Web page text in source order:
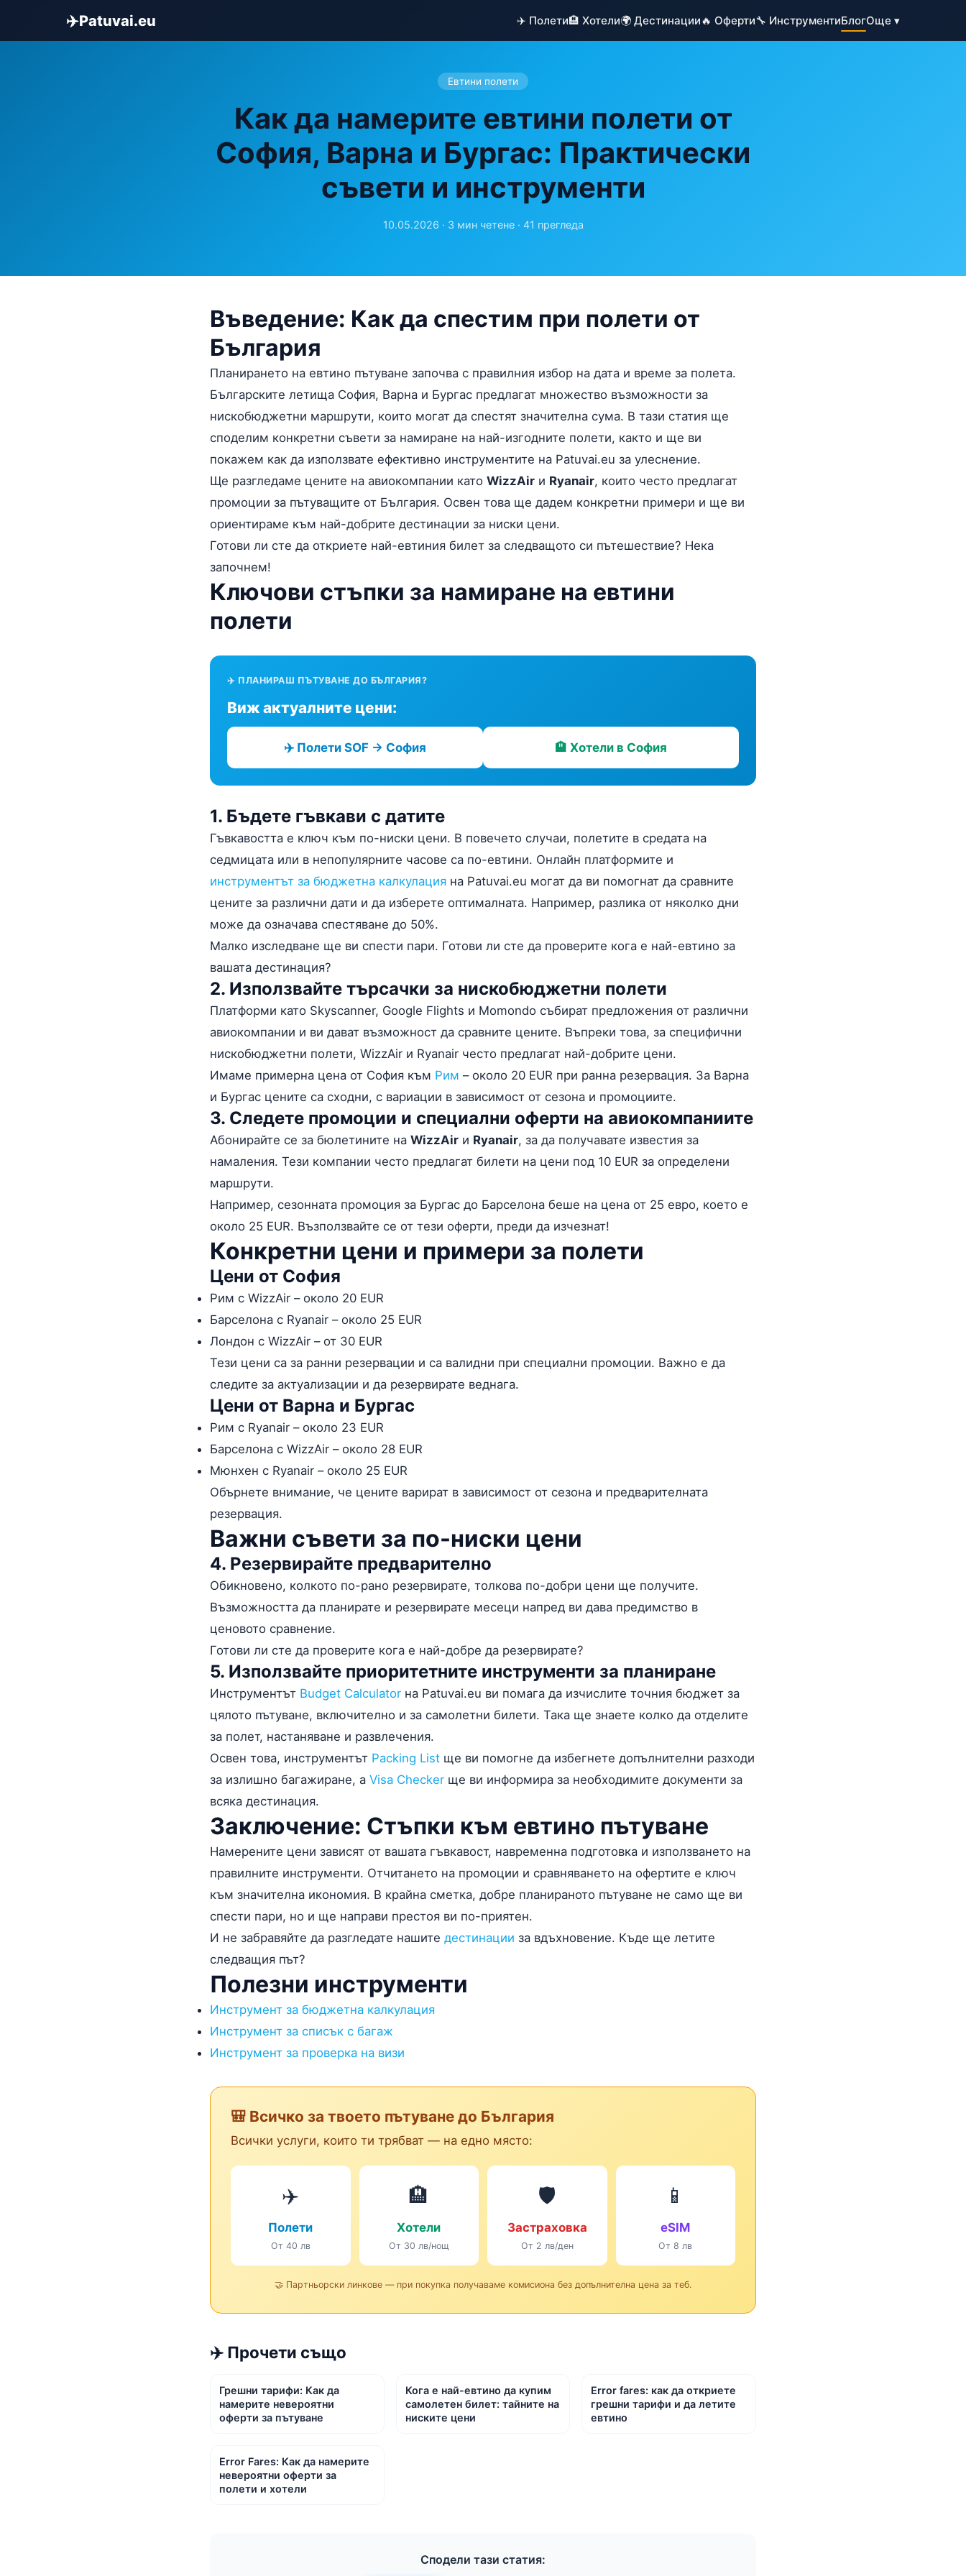
✈️Patuvai.eu ✈️ Полети🏨 Хотели🌍 Дестинации🔥 Оферти🔧 ИнструментиБлогОще ▾
Евтини полети
Как да намерите евтини полети от
София, Варна и Бургас: Практически
съвети и инструменти
10.05.2026 · 3 мин четене · 41 прегледа
Въведение: Как да спестим при полети от
България
Планирането на евтино пътуване започва с правилния избор на дата и време за полета.
Българските летища София, Варна и Бургас предлагат множество възможности за
нискобюджетни маршрути, които могат да спестят значителна сума. В тази статия ще
споделим конкретни съвети за намиране на най-изгодните полети, както и ще ви
покажем как да използвате ефективно инструментите на Patuvai.eu за улеснение.
Ще разгледаме цените на авиокомпании като WizzAir и Ryanair, които често предлагат
промоции за пътуващите от България. Освен това ще дадем конкретни примери и ще ви
ориентираме към най-добрите дестинации за ниски цени.
Готови ли сте да откриете най-евтиния билет за следващото си пътешествие? Нека
започнем!
Ключови стъпки за намиране на евтини
полети
✈️ ПЛАНИРАШ ПЪТУВАНЕ ДО БЪЛГАРИЯ?
Виж актуалните цени:
✈️ Полети SOF → София 🏨 Хотели в София
1. Бъдете гъвкави с датите
Гъвкавостта е ключ към по-ниски цени. В повечето случаи, полетите в средата на
седмицата или в непопулярните часове са по-евтини. Онлайн платформите и
инструментът за бюджетна калкулация на Patuvai.eu могат да ви помогнат да сравните
цените за различни дати и да изберете оптималната. Например, разлика от няколко дни
може да означава спестяване до 50%.
Малко изследване ще ви спести пари. Готови ли сте да проверите кога е най-евтино за
вашата дестинация?
2. Използвайте търсачки за нискобюджетни полети
Платформи като Skyscanner, Google Flights и Momondo събират предложения от различни
авиокомпании и ви дават възможност да сравните цените. Въпреки това, за специфични
нискобюджетни полети, WizzAir и Ryanair често предлагат най-добрите цени.
Имаме примерна цена от София към Рим – около 20 EUR при ранна резервация. За Варна
и Бургас цените са сходни, с вариации в зависимост от сезона и промоциите.
3. Следете промоции и специални оферти на авиокомпаниите
Абонирайте се за бюлетините на WizzAir и Ryanair, за да получавате известия за
намаления. Тези компании често предлагат билети на цени под 10 EUR за определени
маршрути.
Например, сезонната промоция за Бургас до Барселона беше на цена от 25 евро, което е
около 25 EUR. Възползвайте се от тези оферти, преди да изчезнат!
Конкретни цени и примери за полети
Цени от София
Рим с WizzAir – около 20 EUR
Барселона с Ryanair – около 25 EUR
Лондон с WizzAir – от 30 EUR
Тези цени са за ранни резервации и са валидни при специални промоции. Важно е да
следите за актуализации и да резервирате веднага.
Цени от Варна и Бургас
Рим с Ryanair – около 23 EUR
Барселона с WizzAir – около 28 EUR
Мюнхен с Ryanair – около 25 EUR
Обърнете внимание, че цените варират в зависимост от сезона и предварителната
резервация.
Важни съвети за по-ниски цени
4. Резервирайте предварително
Обикновено, колкото по-рано резервирате, толкова по-добри цени ще получите.
Възможността да планирате и резервирате месеци напред ви дава предимство в
ценовото сравнение.
Готови ли сте да проверите кога е най-добре да резервирате?
5. Използвайте приоритетните инструменти за планиране
Инструментът Budget Calculator на Patuvai.eu ви помага да изчислите точния бюджет за
цялото пътуване, включително и за самолетни билети. Така ще знаете колко да отделите
за полет, настаняване и развлечения.
Освен това, инструментът Packing List ще ви помогне да избегнете допълнителни разходи
за излишно багажиране, а Visa Checker ще ви информира за необходимите документи за
всяка дестинация.
Заключение: Стъпки към евтино пътуване
Намерените цени зависят от вашата гъвкавост, навременна подготовка и използването на
правилните инструменти. Отчитането на промоции и сравняването на офертите е ключ
към значителна икономия. В крайна сметка, добре планираното пътуване не само ще ви
спести пари, но и ще направи престоя ви по-приятен.
И не забравяйте да разгледате нашите дестинации за вдъхновение. Къде ще летите
следващия път?
Полезни инструменти
Инструмент за бюджетна калкулация
Инструмент за списък с багаж
Инструмент за проверка на визи
🎒 Всичко за твоето пътуване до България
Всички услуги, които ти трябват — на едно място:
✈️
Полети
От 40 лв
🏨
Хотели
От 30 лв/нощ
🛡️
Застраховка
От 2 лв/ден
📱
eSIM
От 8 лв
🤝 Партньорски линкове — при покупка получаваме комисиона без допълнителна цена за теб.
✈️ Прочети също
Грешни тарифи: Как да
намерите невероятни
оферти за пътуване
Кога е най-евтино да купим
самолетен билет: тайните на
ниските цени
Error fares: как да откриете
грешни тарифи и да летите
евтино
Error Fares: Как да намерите
невероятни оферти за
полети и хотели
Сподели тази статия: